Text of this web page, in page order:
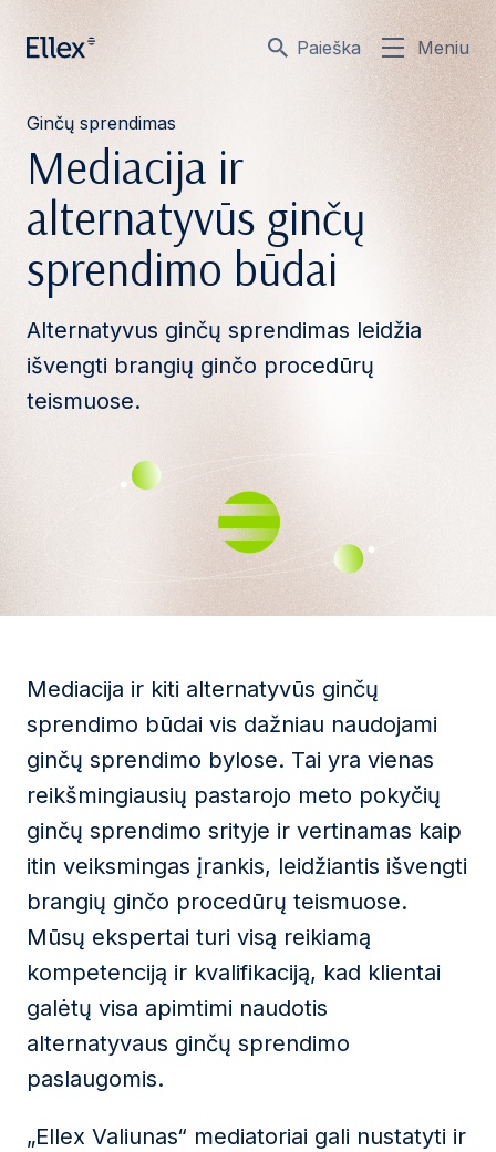
Paieška Meniu
Ginčų sprendimas
Mediacija ir
alternatyvūs ginčų
sprendimo būdai
Alternatyvus ginčų sprendimas leidžia
išvengti brangių ginčo procedūrų
teismuose.
Mediacija ir kiti alternatyvūs ginčų
sprendimo būdai vis dažniau naudojami
ginčų sprendimo bylose. Tai yra vienas
reikšmingiausių pastarojo meto pokyčių
ginčų sprendimo srityje ir vertinamas kaip
itin veiksmingas įrankis, leidžiantis išvengti
brangių ginčo procedūrų teismuose.
Mūsų ekspertai turi visą reikiamą
kompetenciją ir kvalifikaciją, kad klientai
galėtų visa apimtimi naudotis
alternatyvaus ginčų sprendimo
paslaugomis.
„Ellex Valiunas“ mediatoriai gali nustatyti ir